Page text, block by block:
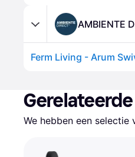
AMBIENTE
We hebben een